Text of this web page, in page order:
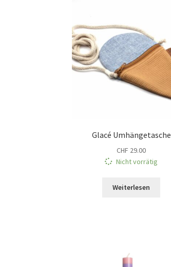
Glacé Umhängetasche
CHF 29.00
Nicht vorrätig
Weiterlesen